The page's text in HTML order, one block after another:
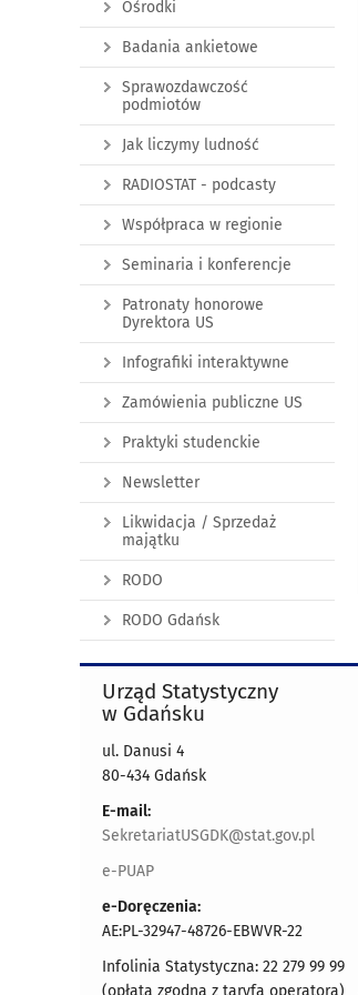
Ośrodki
Badania ankietowe
Sprawozdawczość
podmiotów
Jak liczymy ludność
RADIOSTAT - podcasty
Współpraca w regionie
Seminaria i konferencje
Patronaty honorowe
Dyrektora US
Infografiki interaktywne
Zamówienia publiczne US
Praktyki studenckie
Newsletter
Likwidacja / Sprzedaż
majątku
RODO
RODO Gdańsk
Urząd Statystyczny
w Gdańsku
ul. Danusi 4
80-434 Gdańsk
E-mail:
SekretariatUSGDK@stat.gov.pl
e-PUAP
e-Doręczenia:
AE:PL-32947-48726-EBWVR-22
Infolinia Statystyczna: 22 279 99 99
(opłata zgodna z taryfą operatora)